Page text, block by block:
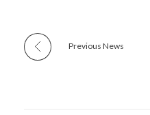
Previous News